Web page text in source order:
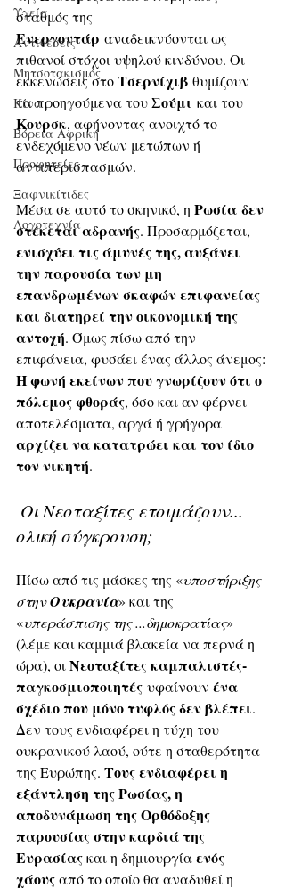
Υγεία
Aντιθέσεις
Μητσοτακισμός
Κίνα
Βόρεια Αφρική
Προφητείες
Ξαφνικίτιδες
Λογοτεχνία
σταθμός της
Ενεργοντάρ αναδεικνύονται ως
πιθανοί στόχοι υψηλού κινδύνου. Οι
εκκενώσεις στο Τσερνίχιβ θυμίζουν
τα προηγούμενα του Σούμι και του
Κουρσκ, αφήνοντας ανοιχτό το
ενδεχόμενο νέων μετώπων ή
αντιπερισπασμών.
Μέσα σε αυτό το σκηνικό, η Ρωσία δεν
στέκεται αδρανής. Προσαρμόζεται,
ενισχύει τις άμυνές της, αυξάνει
την παρουσία των μη
επανδρωμένων σκαφών επιφανείας
και διατηρεί την οικονομική της
αντοχή. Όμως πίσω από την
επιφάνεια, φυσάει ένας άλλος άνεμος:
Η φωνή εκείνων που γνωρίζουν ότι ο
πόλεμος φθοράς, όσο και αν φέρνει
αποτελέσματα, αργά ή γρήγορα
αρχίζει να κατατρώει και τον ίδιο
τον νικητή.
ολική σύγκρουση;
Πίσω από τις μάσκες της «υποστήριξης
στην Ουκρανία» και της
«υπεράσπισης της ...δημοκρατίας»
(λέμε και καμμιά βλακεία να περνά η
ώρα), οι Νεοταξίτες καμπαλιστές-
παγκοσμιοποιητές υφαίνουν ένα
σχέδιο που μόνο τυφλός δεν βλέπει.
Δεν τους ενδιαφέρει η τύχη του
ουκρανικού λαού, ούτε η σταθερότητα
της Ευρώπης. Τους ενδιαφέρει η
εξάντληση της Ρωσίας, η
αποδυνάμωση της Ορθόδοξης
παρουσίας στην καρδιά της
Ευρασίας και η δημιουργία ενός
χάους από το οποίο θα αναδυθεί η